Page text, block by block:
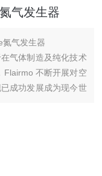
气发生器
气发生器
气体制造及纯化技术
Flairmo 不断开展对空
成功发展成为现今世
发生器的制造。